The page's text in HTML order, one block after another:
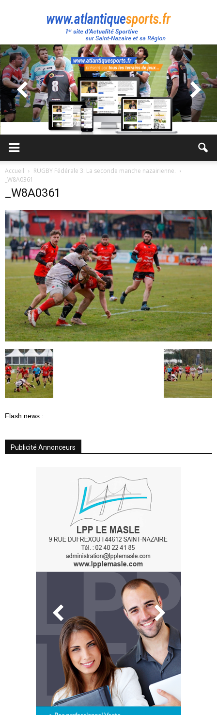
Atlantique
Sport
Accueil
RUGBY Fédérale 3: La seconde manche nazairienne.
_W8A0361
_W8A0361
Flash news :
Publicité Annonceurs